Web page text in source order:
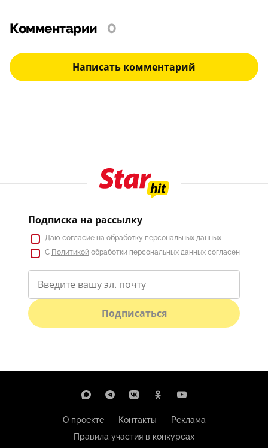
Комментарии 0
Написать комментарий
Подписка на рассылку
Даю согласие на обработку персональных данных
С Политикой обработки персональных данных согласен
Подписаться
О проекте Контакты
Реклама
Правила участия в конкурсах